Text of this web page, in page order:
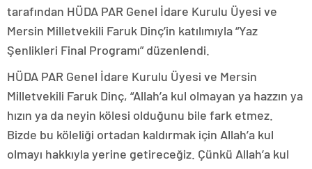
tarafından HÜDA PAR Genel İdare Kurulu Üyesi ve
Mersin Milletvekili Faruk Dinç’in katılımıyla “Yaz
Şenlikleri Final Programı” düzenlendi.
HÜDA PAR Genel İdare Kurulu Üyesi ve Mersin
Milletvekili Faruk Dinç, “Allah’a kul olmayan ya hazzın ya
hızın ya da neyin kölesi olduğunu bile fark etmez.
Bizde bu köleliği ortadan kaldırmak için Allah’a kul
olmayı hakkıyla yerine getireceğiz. Çünkü Allah’a kul